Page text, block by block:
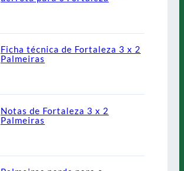
Ficha técnica de Fortaleza 3 x 2
Palmeiras
Notas de Fortaleza 3 x 2
Palmeiras